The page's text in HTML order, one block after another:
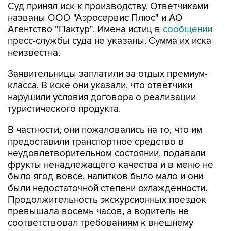
Суд принял иск к производству. Ответчиками
названы ООО "Аэросервис Плюс" и АО
Агентство "Пактур". Имена истиц в сообщении
пресс-службы суда не указаны. Сумма их иска
неизвестна.
Заявительницы заплатили за отдых премиум-
класса. В иске они указали, что ответчики
нарушили условия договора о реализации
туристического продукта.
В частности, они пожаловались на то, что им
предоставили транспортное средство в
неудовлетворительном состоянии, подавали
фрукты ненадлежащего качества и в меню не
было ягод вовсе, напитков было мало и они
были недостаточной степени охлажденности.
Продолжительность экскурсионных поездок
превышала восемь часов, а водитель не
соответствовал требованиям к внешнему